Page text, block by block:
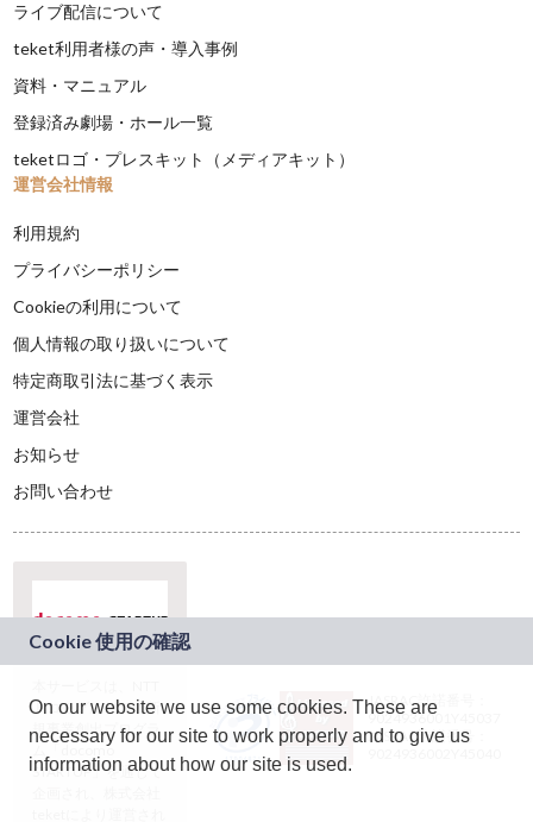
ライブ配信について
teket利用者様の声・導入事例
資料・マニュアル
登録済み劇場・ホール一覧
teketロゴ・プレスキット（メディアキット）
運営会社情報
利用規約
プライバシーポリシー
Cookieの利用について
個人情報の取り扱いについて
特定商取引法に基づく表示
運営会社
お知らせ
お問い合わせ
ドコモグループの新
規事業創出プログラ
ム「docomo
STARTUP」を通じて
JASRAC許諾番号：
9024936001Y45037
JASRAC許諾番号：
On our website we use some cookies. These are
necessary for our site to work properly and to give us
information about how our site is used.